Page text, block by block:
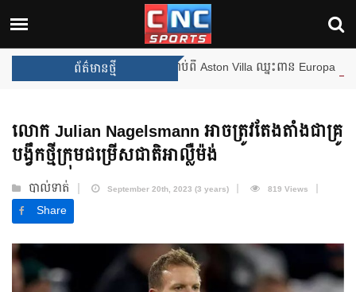
ព័ត៌មានថ្មី
នះពានរង្វាន់បន្ថែមទៀត បន្ទាប់ពី Aston Villa ឈ្នះពាន Europa League
លោក Julian Nagelsmann អាចត្រូវតែងតាំងជាគ្រូ
បង្វឹកថ្មីក្រុមជម្រើសជាតិអាល្លឺម៉ង់
បាល់ទាត់ September 20th, 2023 (3 years) 819 Views
Share